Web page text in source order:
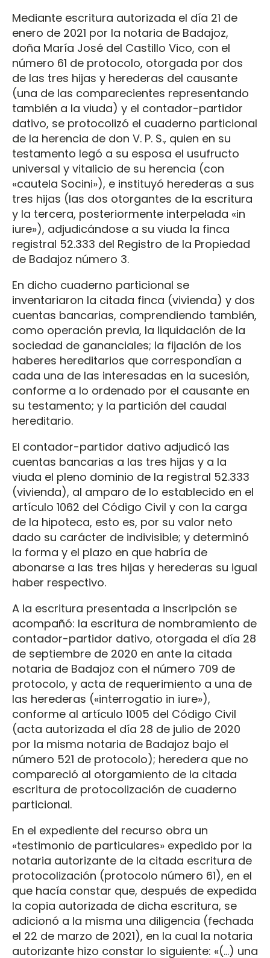
Mediante escritura autorizada el día 21 de
enero de 2021 por la notaria de Badajoz,
doña María José del Castillo Vico, con el
número 61 de protocolo, otorgada por dos
de las tres hijas y herederas del causante
(una de las comparecientes representando
también a la viuda) y el contador-partidor
dativo, se protocolizó el cuaderno particional
de la herencia de don V. P. S., quien en su
testamento legó a su esposa el usufructo
universal y vitalicio de su herencia (con
«cautela Socini»), e instituyó herederas a sus
tres hijas (las dos otorgantes de la escritura
y la tercera, posteriormente interpelada «in
iure»), adjudicándose a su viuda la finca
registral 52.333 del Registro de la Propiedad
de Badajoz número 3.
En dicho cuaderno particional se
inventariaron la citada finca (vivienda) y dos
cuentas bancarias, comprendiendo también,
como operación previa, la liquidación de la
sociedad de gananciales; la fijación de los
haberes hereditarios que correspondían a
cada una de las interesadas en la sucesión,
conforme a lo ordenado por el causante en
su testamento; y la partición del caudal
hereditario.
El contador-partidor dativo adjudicó las
cuentas bancarias a las tres hijas y a la
viuda el pleno dominio de la registral 52.333
(vivienda), al amparo de lo establecido en el
artículo 1062 del Código Civil y con la carga
de la hipoteca, esto es, por su valor neto
dado su carácter de indivisible; y determinó
la forma y el plazo en que habría de
abonarse a las tres hijas y herederas su igual
haber respectivo.
A la escritura presentada a inscripción se
acompañó: la escritura de nombramiento de
contador-partidor dativo, otorgada el día 28
de septiembre de 2020 en ante la citada
notaria de Badajoz con el número 709 de
protocolo, y acta de requerimiento a una de
las herederas («interrogatio in iure»),
conforme al artículo 1005 del Código Civil
(acta autorizada el día 28 de julio de 2020
por la misma notaria de Badajoz bajo el
número 521 de protocolo); heredera que no
compareció al otorgamiento de la citada
escritura de protocolización de cuaderno
particional.
En el expediente del recurso obra un
«testimonio de particulares» expedido por la
notaria autorizante de la citada escritura de
protocolización (protocolo número 61), en el
que hacía constar que, después de expedida
la copia autorizada de dicha escritura, se
adicionó a la misma una diligencia (fechada
el 22 de marzo de 2021), en la cual la notaria
autorizante hizo constar lo siguiente: «(…) una